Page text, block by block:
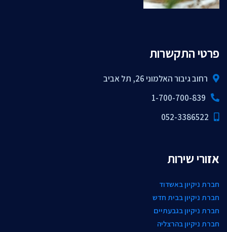
פרטי התקשרות
רחוב גיבור האלמוני 26, תל אביב
1-700-700-839
052-3386522
אזורי שירות
חברת ניקיון באשדוד
חברת ניקיון בבית חדש
חברת ניקיון בגבעתיים
חברת ניקיון בהרצליה